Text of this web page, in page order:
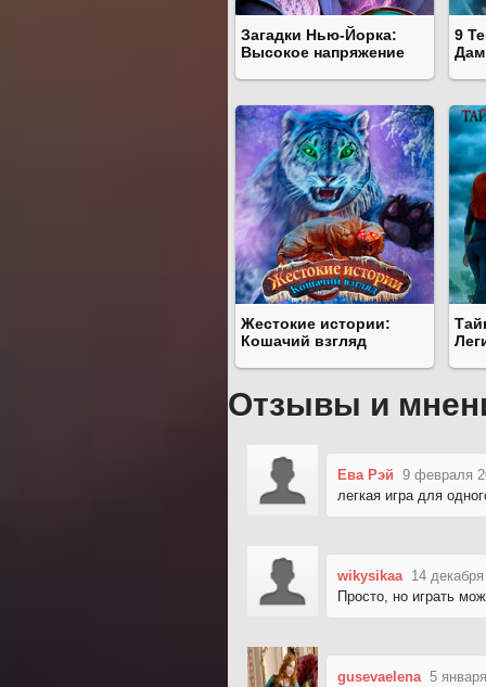
Загадки Нью-Йорка:
Высокое напряжение
9
Жестокие истории:
Кошачий взгляд
Отзывы и
Ева Рэй 9 февраля
легкая игра для
wikysikaa 14
Просто, но играть
gusevaelena 5